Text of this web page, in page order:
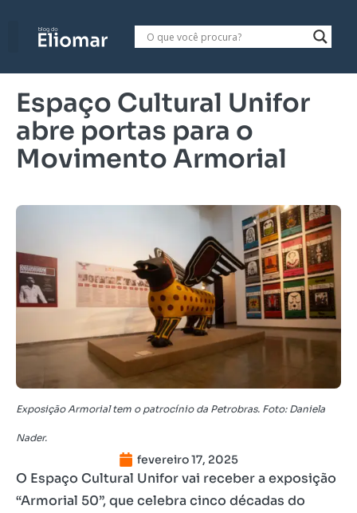
Espaço Cultural Unifor
abre portas para o
Movimento Armorial
Exposição Armorial tem o patrocínio da Petrobras. Foto: Daniela
Nader.
fevereiro 17, 2025
O Espaço Cultural Unifor vai receber a exposição
“Armorial 50”, que celebra cinco décadas do